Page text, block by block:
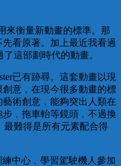
來衡量新動畫的標準。那
看原著。加上最近我看過
這部劃時代的動畫。
已有跡尋。這套動畫以現
意﹐在現今很多動畫的標
術創意﹐能夠突出人類在
﹐拖車軩等鏡頭﹐不過換
最難得是所有元素配合得
中心﹐學習駕駛機人參加